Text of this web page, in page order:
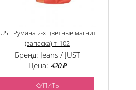
Румяна 2-х цветные магнит
(запаска) т. 102
Бренд: Jeans / JUST
Цена: 420 ₽
КУПИТЬ